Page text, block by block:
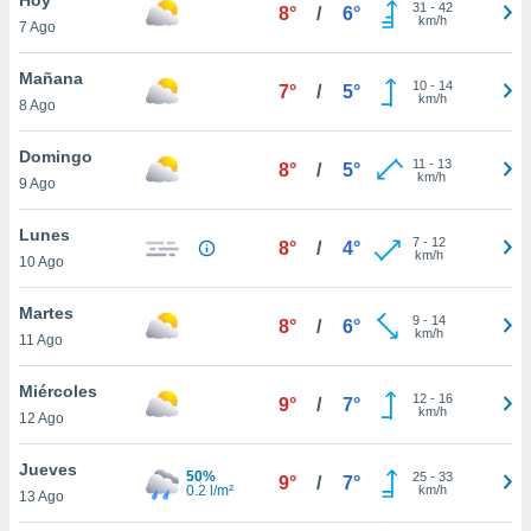
en
más
nuestra
de
cookies
aceptar
7 Ago
8° / 6° 31 - 42
km/h
Mañana
8 Ago
7° / 5° 10- 14
km/h
Domingo
9 Ago
8° / 5° 11 - 13
km/h
Lunes
10 Ago
8° / 4° 7- 12
km/h
Martes
11 Ago
8° / 6° 9- 14
km/h
Miércoles
12 Ago
9° / 7° 12- 16
km/h
Jueves
13 Ago
50%
0.2 l/m²
9° / 7° 25- 33
km/h